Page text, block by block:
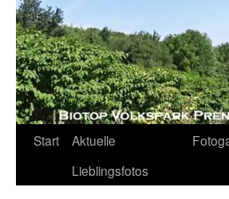
Start
Aktuelle
Lieblingsfotos